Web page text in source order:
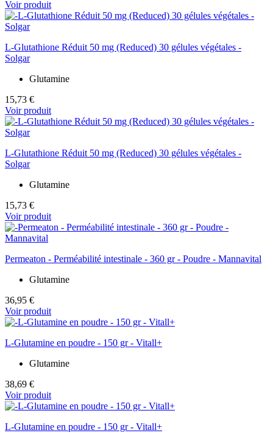
Voir produit
L-Glutathione Réduit 50 mg (Reduced) 30 gélules végétales -
Solgar
Glutamine
15,73 €
Voir produit
L-Glutathione Réduit 50 mg (Reduced) 30 gélules végétales -
Solgar
Glutamine
15,73 €
Voir produit
Permeaton - Perméabilité intestinale - 360 gr - Poudre - Mannavital
Glutamine
36,95 €
Voir produit
L-Glutamine en poudre - 150 gr - Vitall+
Glutamine
38,69 €
Voir produit
L-Glutamine en poudre - 150 gr - Vitall+